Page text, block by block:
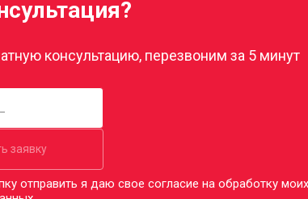
консультацию, перезвоним за 5 минут
заявку
отправить я даю свое согласие на обработку моих